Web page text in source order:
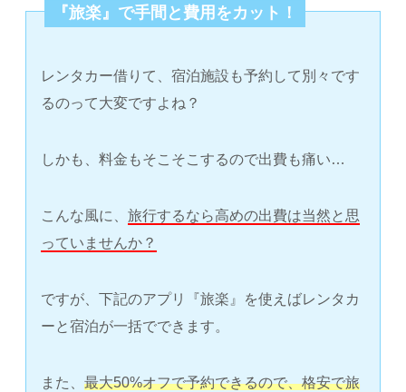
『旅楽』で手間と費用をカット！
レンタカー借りて、宿泊施設も予約して別々です
るのって大変ですよね？
しかも、料金もそこそこするので出費も痛い…
こんな風に、旅行するなら高めの出費は当然と思
っていませんか？
ですが、下記のアプリ『旅楽』を使えばレンタカ
ーと宿泊が一括でできます。
また、最大50%オフで予約できるので、格安で旅